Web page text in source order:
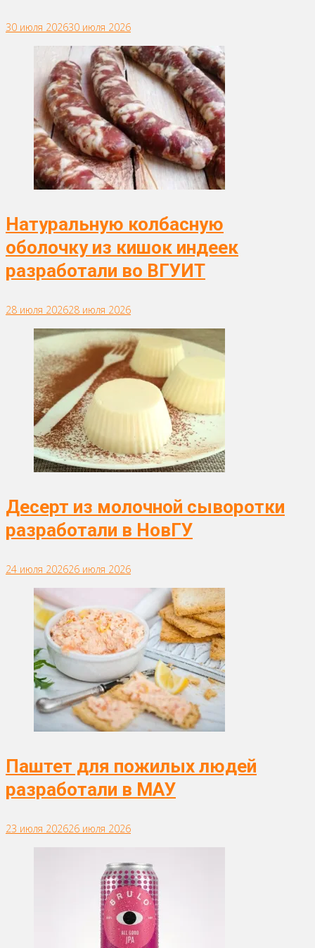
30 июля 202630 июля 2026
Натуральную колбасную
оболочку из кишок индеек
разработали во ВГУИТ
28 июля 202628 июля 2026
Десерт из молочной сыворотки
разработали в НовГУ
24 июля 202626 июля 2026
Паштет для пожилых людей
разработали в МАУ
23 июля 202626 июля 2026